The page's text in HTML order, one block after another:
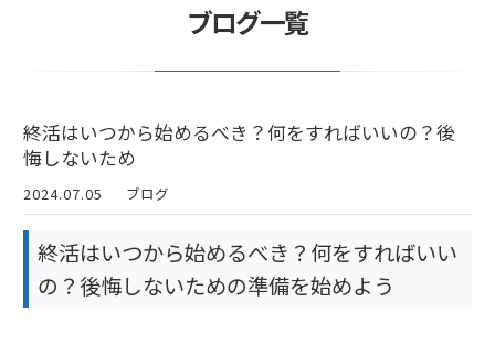
ブログ一覧
終活はいつから始めるべき？何をすればいいの？後
悔しないため
2024.07.05 ブログ
終活はいつから始めるべき？何をすればいい
の？後悔しないための準備を始めよう